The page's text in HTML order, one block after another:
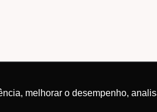
melhorar o desempenho,